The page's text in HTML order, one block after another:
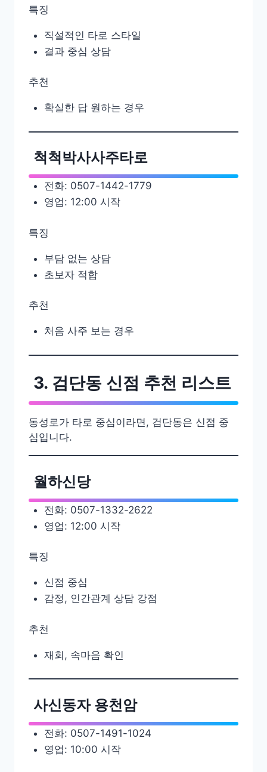
특징
직설적인 타로 스타일
결과 중심 상담
추천
확실한 답 원하는 경우
척척박사사주타로
전화: 0507-1442-1779
영업: 12:00 시작
특징
부담 없는 상담
초보자 적합
추천
처음 사주 보는 경우
3. 검단동 신점 추천 리스트
동성로가 타로 중심이라면, 검단동은 신점 중
심입니다.
월하신당
전화: 0507-1332-2622
영업: 12:00 시작
특징
신점 중심
감정, 인간관계 상담 강점
추천
재회, 속마음 확인
사신동자 용천암
전화: 0507-1491-1024
영업: 10:00 시작